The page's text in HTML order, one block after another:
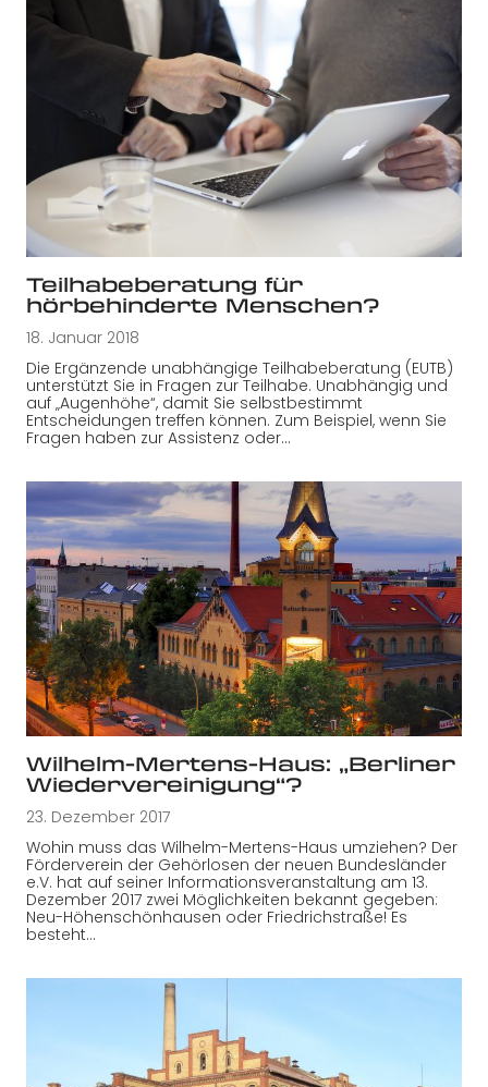
Teilhabeberatung für
hörbehinderte Menschen?
18. Januar 2018
Die Ergänzende unabhängige Teilhabeberatung (EUTB)
unterstützt Sie in Fragen zur Teilhabe. Unabhängig und
auf „Augenhöhe“, damit Sie selbstbestimmt
Entscheidungen treffen können. Zum Beispiel, wenn Sie
Fragen haben zur Assistenz oder…
Wilhelm-Mertens-Haus: „Berliner
Wiedervereinigung“?
23. Dezember 2017
Wohin muss das Wilhelm-Mertens-Haus umziehen? Der
Förderverein der Gehörlosen der neuen Bundesländer
e.V. hat auf seiner Informationsveranstaltung am 13.
Dezember 2017 zwei Möglichkeiten bekannt gegeben:
Neu-Höhenschönhausen oder Friedrichstraße! Es
besteht…